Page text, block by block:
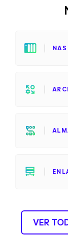
NAS
VER